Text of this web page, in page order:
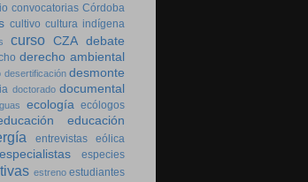
convocatorias Córdoba
cultivo cultura indígena
curso CZA debate
derecho ambiental
desertificación desmonte
doctorado documental
ecología ecólogos
educación
entrevistas
eólica
especialistas
especies
estreno estudiantes